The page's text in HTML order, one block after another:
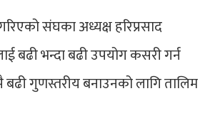
संघका अध्यक्ष हरिप्रसाद
बढी भन्दा बढी उपयोग कसरी गर्न
गुणस्तरीय बनाउनको लागि तालिम